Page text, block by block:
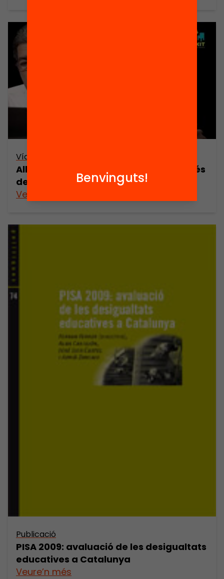
Vídeo
Alba Castejón – Com eduquem a través
de la lectura?
Veure’n més
Publicació
PISA 2009: avaluació de les desigualtats
educatives a Catalunya
Veure’n més
Benvinguts!